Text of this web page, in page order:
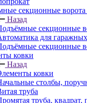
секционные
Назад
секционные
для
секционные
ковки
Назад
ковки
столбы,
труба
труба, квадрат,